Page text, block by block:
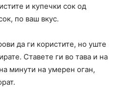
и купечки сок од
по ваш вкус.
да ги користите, но уште
Ставете ги во тава и на
минути на умерен оган,